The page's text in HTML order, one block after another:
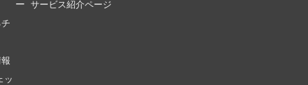
ッ
サービス紹介ページ